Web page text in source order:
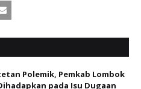
Polemik, Pemkab Lombok
pada Isu Dugaan